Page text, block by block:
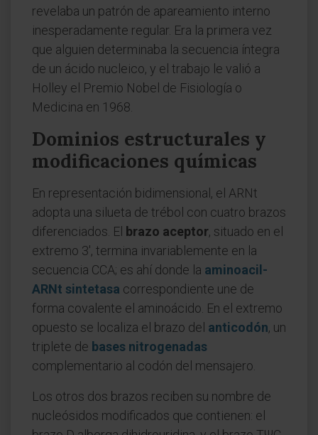
revelaba un patrón de apareamiento interno
inesperadamente regular. Era la primera vez
que alguien determinaba la secuencia íntegra
de un ácido nucleico, y el trabajo le valió a
Holley el Premio Nobel de Fisiología o
Medicina en 1968.
Dominios estructurales y
modificaciones químicas
En representación bidimensional, el ARNt
adopta una silueta de trébol con cuatro brazos
diferenciados. El brazo aceptor, situado en el
extremo 3', termina invariablemente en la
secuencia CCA; es ahí donde la aminoacil-
ARNt sintetasa correspondiente une de
forma covalente el aminoácido. En el extremo
opuesto se localiza el brazo del anticodón, un
triplete de bases nitrogenadas
complementario al codón del mensajero.
Los otros dos brazos reciben su nombre de
nucleósidos modificados que contienen: el